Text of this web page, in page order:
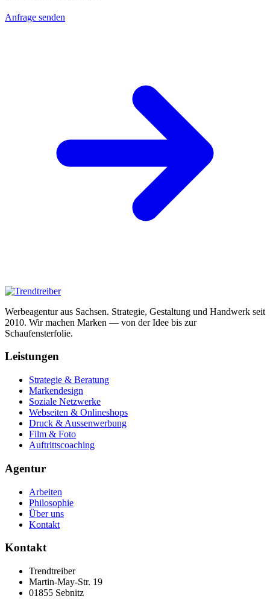
Anfrage senden
Werbeagentur aus Sachsen. Strategie, Gestaltung und Handwerk seit
2010. Wir machen Marken — von der Idee bis zur
Schaufensterfolie.
Leistungen
Strategie & Beratung
Markendesign
Soziale Netzwerke
Webseiten & Onlineshops
Druck & Aussenwerbung
Film & Foto
Auftrittscoaching
Agentur
Arbeiten
Philosophie
Über uns
Kontakt
Kontakt
Trendtreiber
Martin-May-Str. 19
01855 Sebnitz